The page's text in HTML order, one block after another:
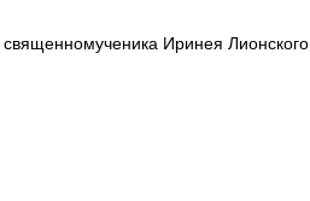
Иринея Лионского